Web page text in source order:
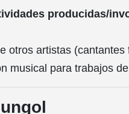
producidas/
otros artistas
musical para trabajos